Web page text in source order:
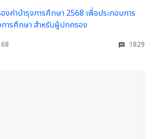
งค่าบำรุงการศึกษา 2568 เพื่อประกอบการ
การศึกษา สำหรับผู้ปกครอง
1829